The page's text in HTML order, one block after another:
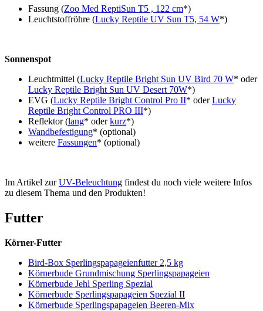
Fassung (Zoo Med ReptiSun T5 , 122 cm*)
Leuchtstoffröhre (Lucky Reptile UV Sun T5, 54 W*)
Sonnenspot
Leuchtmittel (Lucky Reptile Bright Sun UV Bird 70 W* oder
Lucky Reptile Bright Sun UV Desert 70W*)
EVG (Lucky Reptile Bright Control Pro II* oderLucky
Reptile Bright Control PRO III*)
Reflektor (lang* oderkurz*)
Wandbefestigung* (optional)
weitere Fassungen* (optional)
Im Artikel zurUV-Beleuchtung findest du noch viele weitere Infos
zu diesem Thema und den Produkten!
Futter
Körner-Futter
Bird-Box Sperlingspapageienfutter 2,5 kg
Körnerbude Grundmischung Sperlingspapageien
Körnerbude Jehl Sperling Spezial
Körnerbude Sperlingspapageien Spezial II
Körnerbude Sperlingspapageien Beeren-Mix